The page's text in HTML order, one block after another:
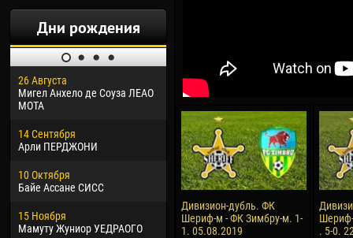
Дни рождения
26 Августа
Мигел Анхело де Соуза ЛЕАО
МОТА
14 Сентября
Арли ПЕРДЖОНИ
10 Октября
Байе Ассане СИСС
15 Ноября
Мамуту Жуниор УЕДРАОГО
30 Января
Дорасо Морео КЛАС
24 Февраля
Владислав КОСТИН
02 Марта
Вячеслав КОЗМА
09 Марта
Эммануэль АФЕТСЕ
04
13
24
15
Дивизион-дубль. ФК
Шериф-м - ФК Зимбру-м. 1-
1. 05.08.2019
. 5-0.